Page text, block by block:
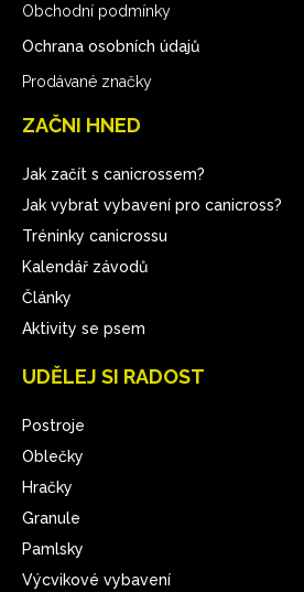
Obchodní podmínky
Ochrana osobních údajů
Prodávané značky
ZAČNI HNED
Jak začít s canicrossem?
Jak vybrat vybavení pro canicross?
Tréninky canicrossu
Kalendář závodů
Články
Aktivity se psem
UDĚLEJ SI RADOST
Postroje
Oblečky
Hračky
Granule
Pamlsky
Výcvikové vybavení